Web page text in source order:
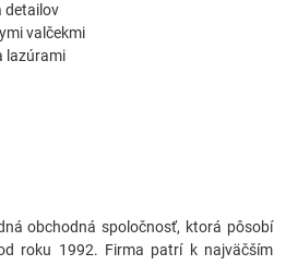
detailov
valčekmi
lazúrami
obchodná spoločnosť, ktorá pôsobí
roku 1992. Firma patrí k najväčším